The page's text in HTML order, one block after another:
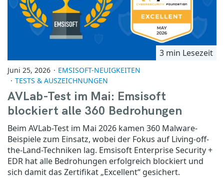
3 min Lesezeit
Juni 25, 2026
EMSISOFT-NEUIGKEITEN
TESTS & AUSZEICHNUNGEN
AVLab-Test im Mai: Emsisoft
blockiert alle 360 Bedrohungen
Beim AVLab-Test im Mai 2026 kamen 360 Malware-
Beispiele zum Einsatz, wobei der Fokus auf Living-off-
the-Land-Techniken lag. Emsisoft Enterprise Security +
EDR hat alle Bedrohungen erfolgreich blockiert und
sich damit das Zertifikat „Excellent“ gesichert.